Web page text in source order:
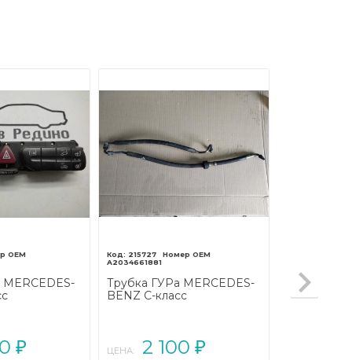
₽
215727
A2034661881
Трубка ГУРа MERCEDES-
BENZ C-класс
ЦЕНА: 2 100 ₽